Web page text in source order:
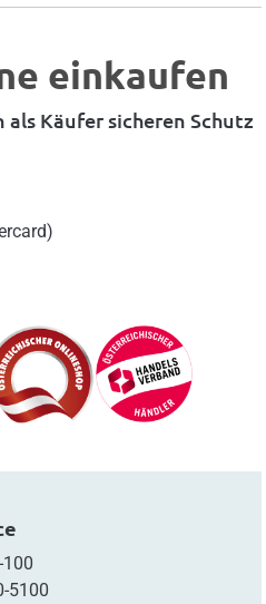
einkaufen
Käufer sicheren Schutz
5100